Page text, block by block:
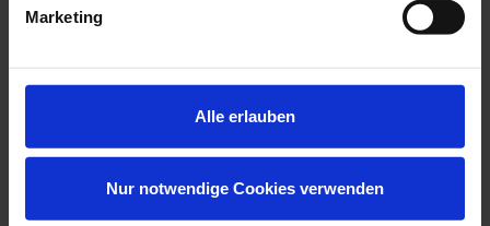
Marketing
Alle erlauben
Nur notwendige Cookies verwenden
Hochästhetisches, nichtinvasives Veneering